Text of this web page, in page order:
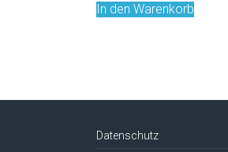
In den Warenkorb
Datenschutz